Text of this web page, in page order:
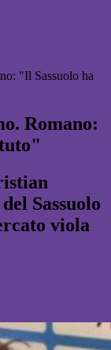
"Il Sassuolo ha
Romano:
Sassuolo
viola